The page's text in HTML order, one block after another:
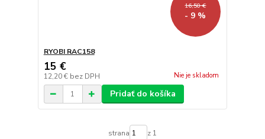
16,50 €
- 9 %
RYOBI RAC158
15 €
12,20 € bez DPH Nie je skladom
Pridať do košíka
strana z 1